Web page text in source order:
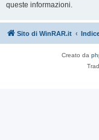
queste informazioni.
Sito di WinRAR.it
Creato da